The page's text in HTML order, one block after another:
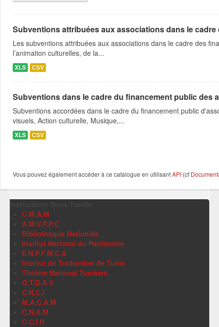
Subventions attribuées aux associations dans le
Les subventions attribuées aux associations dans le cadre des
l’animation culturelles, de la...
XLS CSV
Subventions dans le cadre du financement public des
Subventions accordées dans le cadre du financement public
visuels, Action culturelle, Musique,...
XLS CSV
Vous pouvez également accéder à ce catalogue en utilisantAPI (cf
C.M.A.M
A.M.V.P.P.C
Bibliothèque Nationale
Institut National du Patrimoine
E.N.P.F.M.C.A
Institut de Traduction de Tunis
Théâtre National Tunisien
O.T.D.A.V
C.N.C.I
M.A.C.A.M
C.N.A.M
C.C.I.H